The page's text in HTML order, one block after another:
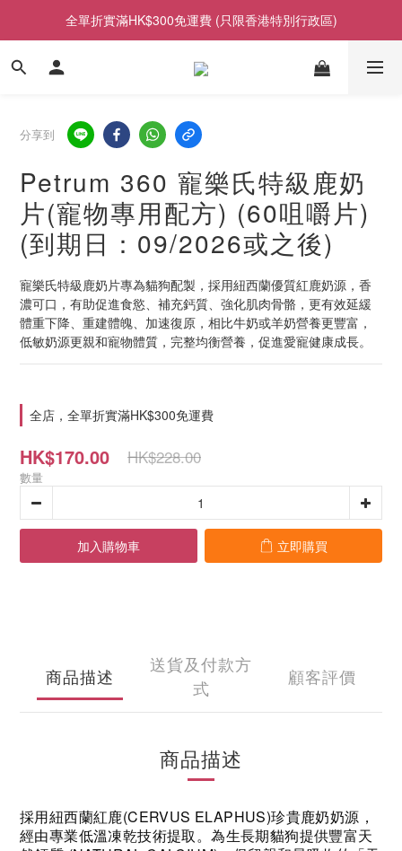
全單折實滿HK$300免運費 (只限香港特別行政區)
分享到
Petrum 360 寵樂氏特級鹿奶
片(寵物專用配方) (60咀嚼片)
(到期日：09/2026或之後)
寵樂氏特級鹿奶片專為貓狗配製，採用紐西蘭優質紅鹿奶源，香
濃可口，有助促進食慾、補充鈣質、強化肌肉骨骼，更有效延緩
體重下降、重建體魄、加速復原，相比牛奶或羊奶營養更豐富，
低敏奶源更親和寵物體質，完整均衡營養，促進愛寵健康成長。
全店，全單折實滿HK$300免運費
HK$170.00 HK$228.00
數量
加入購物車 立即購買
商品描述
送貨及付款方
式
顧客評價
商品描述
採用紐西蘭紅鹿(CERVUS ELAPHUS)珍貴鹿奶奶源，
經由專業低溫凍乾技術提取。為生長期貓狗提供豐富天